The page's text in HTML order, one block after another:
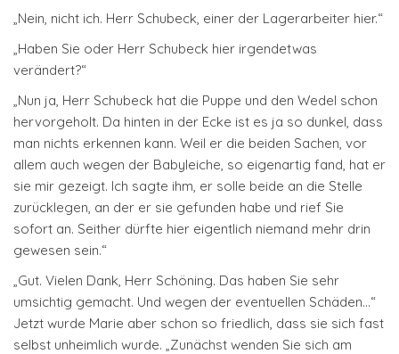
„Nein, nicht ich. Herr Schubeck, einer der Lagerarbeiter hier.“
„Haben Sie oder Herr Schubeck hier irgendetwas
verändert?“
„Nun ja, Herr Schubeck hat die Puppe und den Wedel schon
hervorgeholt. Da hinten in der Ecke ist es ja so dunkel, dass
man nichts erkennen kann. Weil er die beiden Sachen, vor
allem auch wegen der Babyleiche, so eigenartig fand, hat er
sie mir gezeigt. Ich sagte ihm, er solle beide an die Stelle
zurücklegen, an der er sie gefunden habe und rief Sie
sofort an. Seither dürfte hier eigentlich niemand mehr drin
gewesen sein.“
„Gut. Vielen Dank, Herr Schöning. Das haben Sie sehr
umsichtig gemacht. Und wegen der eventuellen Schäden…“
Jetzt wurde Marie aber schon so friedlich, dass sie sich fast
selbst unheimlich wurde. „Zunächst wenden Sie sich am